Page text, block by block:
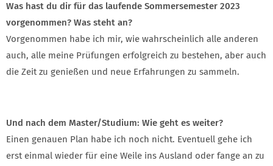
Was hast du dir für das laufende Sommersemester 2023
vorgenommen? Was steht an?
Vorgenommen habe ich mir, wie wahrscheinlich alle anderen
auch, alle meine Prüfungen erfolgreich zu bestehen, aber auch
die Zeit zu genießen und neue Erfahrungen zu sammeln.
Und nach dem Master/Studium: Wie geht es weiter?
Einen genauen Plan habe ich noch nicht. Eventuell gehe ich
erst einmal wieder für eine Weile ins Ausland oder fange an zu